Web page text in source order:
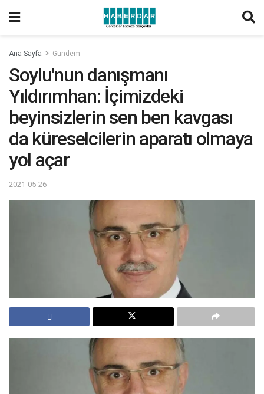
Ana Sayfa Gündem
Soylu'nun danışmanı
Yıldırımhan: İçimizdeki
beyinsizlerin sen ben kavgası
da küreselcilerin aparatı olmaya
yol açar
2021-05-26